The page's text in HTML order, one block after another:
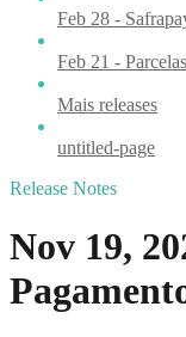
Feb 28 -
Feb 21 -
Mais releases
untitled-page
Release Notes
Nov 19,